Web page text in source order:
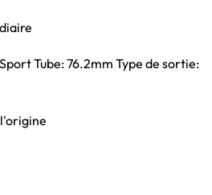
Tube: 76.2mm Type de sortie: